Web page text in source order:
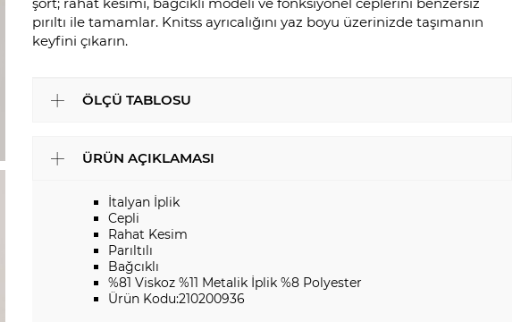
pırıltı ile tamamlar. Knitss ayrıcalığını yaz boyu üzerinizde taşımanın
keyfini çıkarın.
ÖLÇÜ TABLOSU
ÜRÜN AÇIKLAMASI
İtalyan İplik
Cepli
Rahat Kesim
Parıltılı
Bağcıklı
%81 Viskoz %11 Metalik İplik %8 Polyester
Ürün Kodu:210200936